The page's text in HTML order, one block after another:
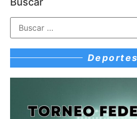
Deportes